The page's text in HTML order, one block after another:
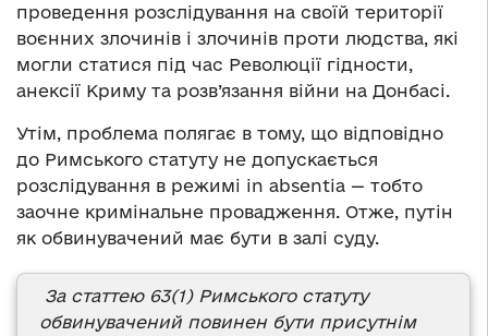
проведення розслідування на своїй території
воєнних злочинів і злочинів проти людства, які
могли статися під час Революції гідности,
анексії Криму та розв’язання війни на Донбасі.
Утім, проблема полягає в тому, що відповідно
до Римського статуту не допускається
розслідування в режимі in absentia — тобто
заочне кримінальне провадження. Отже, путін
як обвинувачений має бути в залі суду.
За статтею 63(1) Римського статуту
обвинувачений повинен бути присутнім